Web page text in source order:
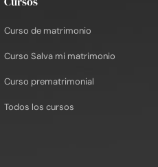
Curso de matrimonio
Curso Salva mi matrimonio
Curso prematrimonial
Todos los cursos